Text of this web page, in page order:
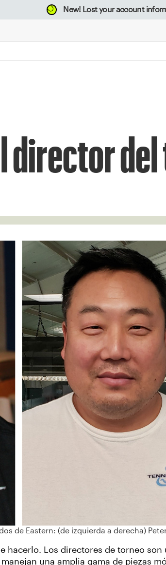
New! Lost your account
director
de Eastern: (de izquierda a derecha)
hacerlo. Los directores de torneo
manejan una amplia gama de piezas